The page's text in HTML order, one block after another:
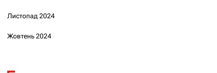
Листопад 2024
Жовтень 2024